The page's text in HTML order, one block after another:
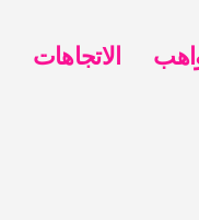
الاتجاهات